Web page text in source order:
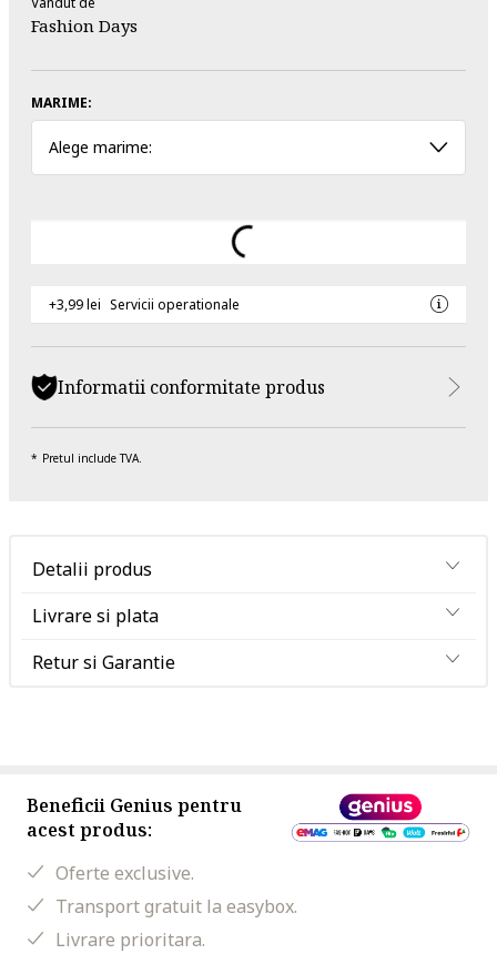
Fashion Days
MARIME:
Alege marime:
+3,99 lei Servicii operationale
Informatii conformitate produs
Pretul include TVA.
Detalii produs
Livrare si plata
Retur si Garantie
Beneficii Genius pentru
acest produs:
Oferte exclusive.
Transport gratuit la easybox.
Livrare prioritara.